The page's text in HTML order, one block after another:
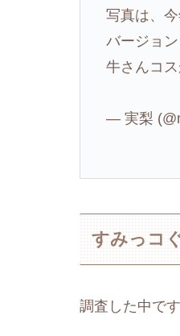
写真は、
バージョ
牛さんコ
— 実梨
すみっコ
調査した中で